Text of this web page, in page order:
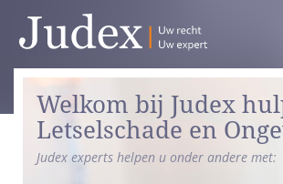
Welkom bij Judex
Letselschade en
Judex experts helpen u onder andere met: